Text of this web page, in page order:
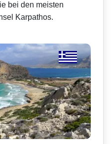
bei den meisten
Karpathos.